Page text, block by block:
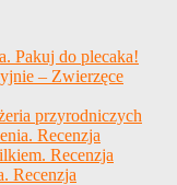
Pakuj do plecaka!
– Zwierzęce
przyrodniczych
Recenzja
Recenzja
Recenzja